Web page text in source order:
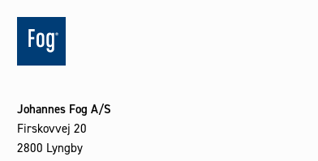
Johannes Fog A/S
Firskovvej 20
2800 Lyngby